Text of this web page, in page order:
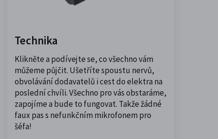
Technika
Klikněte a podívejte se, co všechno vám
můžeme půjčit. Ušetříte spoustu nervů,
obvolávání dodavatelů i cest do elektra na
poslední chvíli. Všechno pro vás obstaráme,
zapojíme a bude to fungovat. Takže žádné
faux pas s nefunkčním mikrofonem pro
šéfa!